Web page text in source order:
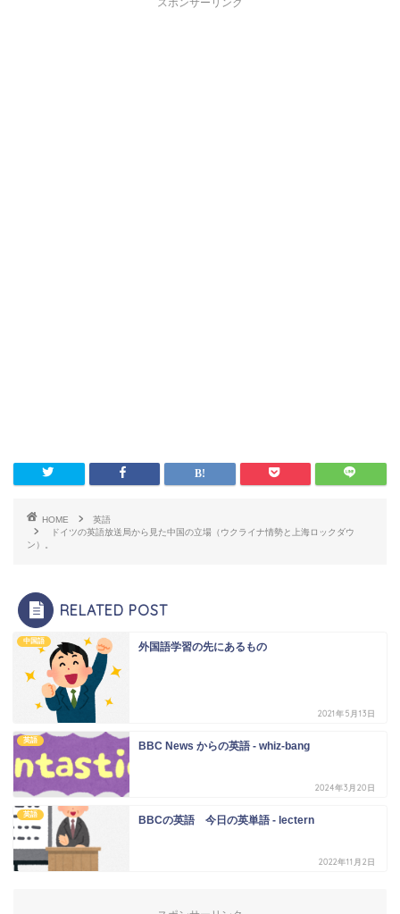
スポンサーリンク
HOME
英語
ドイツの英語放送局から見た中国の立場（ウクライナ情勢と上海ロックダウ
ン）。
RELATED POST
中国語 外国語学習の先にあるもの
2021年5月13日
英語 BBC News からの英語 - whiz-bang
2024年3月20日
英語 BBCの英語 今日の英単語 - lectern
2022年11月2日